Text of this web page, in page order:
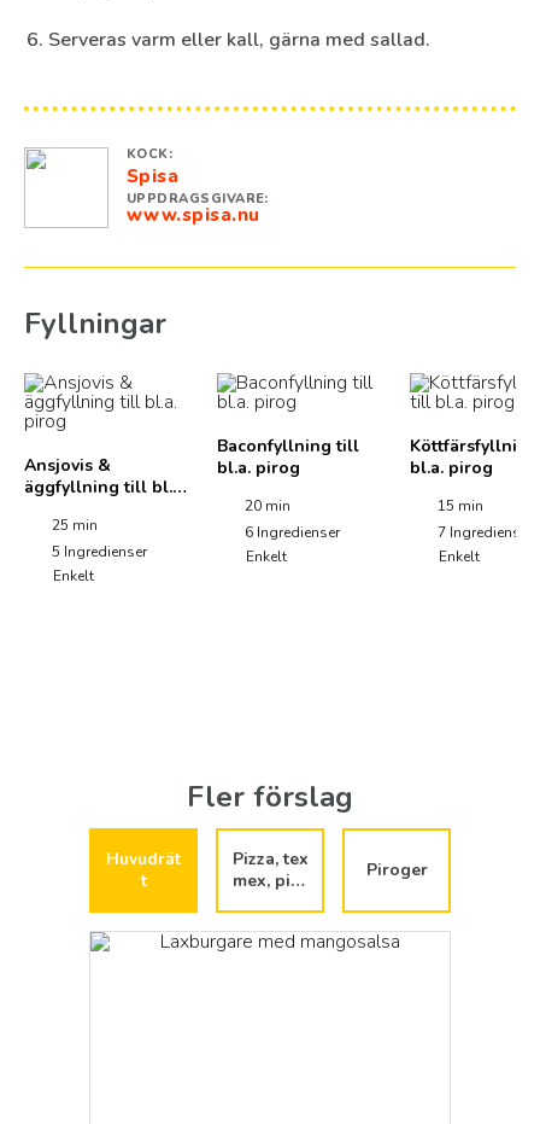
Serveras varm eller kall, gärna med sallad.
KOCK:
Spisa
UPPDRAGSGIVARE:
www.spisa.nu
Fyllningar
Ansjovis &
äggfyllning till bl.a.
25 min
5 Ingredienser
Enkelt
Baconfyllning till
bl.a. pirog
20 min
6 Ingredienser
Enkelt
bl.a. pirog
15 min
7 Ingredienser
Enkelt
Fler förslag
Huvudrät
t
Pizza, tex
mex, piro
Piroger